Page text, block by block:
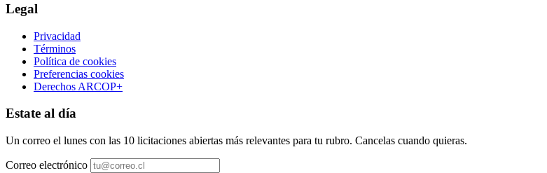
Legal
Privacidad
Términos
Política de cookies
Preferencias cookies
Derechos ARCOP+
Estate al día
Un correo el lunes con las 10 licitaciones abiertas más relevantes para tu rubro. Cancelas cuando quieras.
Correo electrónico